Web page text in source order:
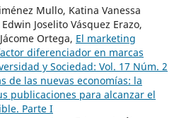
Mullo, Katina Vanessa
Joselito Vásquez Erazo,
Ortega, El marketing
diferenciador en marcas
y Sociedad: Vol. 17 Núm. 2
de las nuevas economías: la
publicaciones para alcanzar el
Parte I